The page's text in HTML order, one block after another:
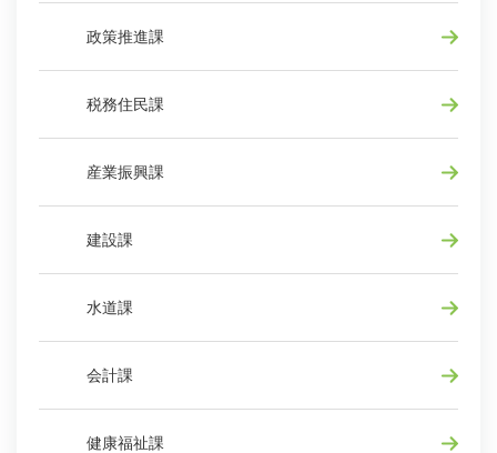
政策推進課
税務住民課
産業振興課
建設課
水道課
会計課
健康福祉課